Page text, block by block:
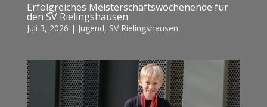
Erfolgreiches Meisterschaftswochenende für
den SV Rielingshausen
Juli 3, 2026 | Jugend, SV Rielingshausen